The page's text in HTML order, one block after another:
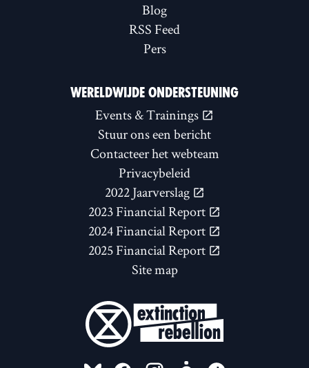
Blog
RSS Feed
Pers
WERELDWIJDE ONDERSTEUNING
Events & Trainings
Stuur ons een bericht
Contacteer het webteam
Privacybeleid
2022 Jaarverslag
2023 Financial Report
2024 Financial Report
2025 Financial Report
Site map